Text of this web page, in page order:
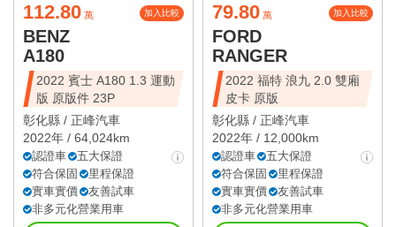
112.80 萬 加入比較
BENZ
A180
2022 賓士 A180 1.3 運動
版 原版件 23P
彰化縣 / 正峰汽車
2022年 / 64,024km
認證車
五大保證
符合保固
里程保證
實車實價
友善試車
非多元化營業用車
79.80 萬 加入比較
FORD
RANGER
2022 福特 浪九 2.0 雙廂
皮卡 原版
彰化縣 / 正峰汽車
2022年 / 12,000km
認證車
五大保證
符合保固
里程保證
實車實價
友善試車
非多元化營業用車